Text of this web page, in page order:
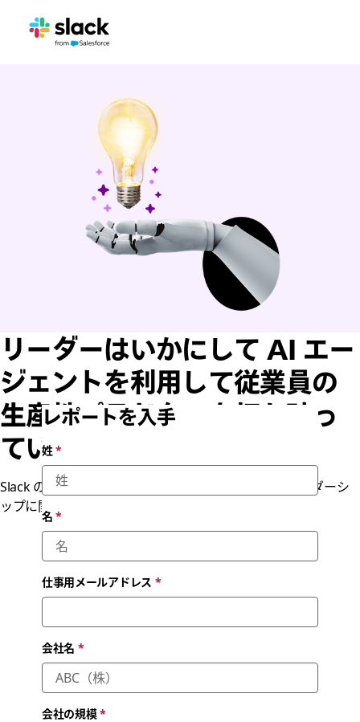
リーダーはいかにして AI エー
ジェントを利用して従業員の
生産性パラドクスを打ち破っ
ているか
Slack の依頼による Forrester Consulting のソートリーダーシ
ップに関する報告書（2025 年 7 月）
レポートを入手
姓*
名 *
仕事用メールアドレス *
会社名 *
会社の規模*